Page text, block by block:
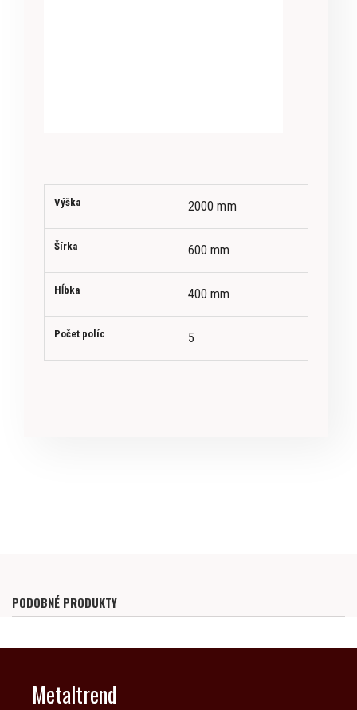
Výška 2000 mm
Šírka 600 mm
Hĺbka 400 mm
Počet políc 5
PODOBNÉ PRODUKTY
Metaltrend